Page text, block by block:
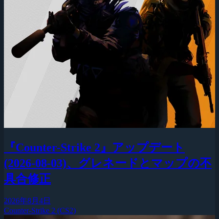
『Counter-Strike 2』アップデート
(2026-08-03)、グレネードとマップの不
具合修正
2026年8月4日
Counter-Strike 2 (CS2)